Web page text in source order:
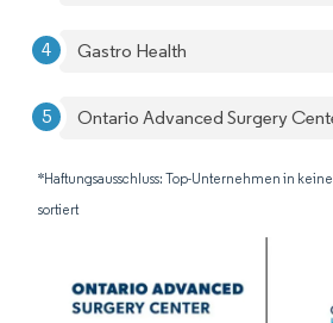
Gastro Health
Ontario Advanced Surgery
*Haftungsausschluss: Top-Unternehmen in
sortiert